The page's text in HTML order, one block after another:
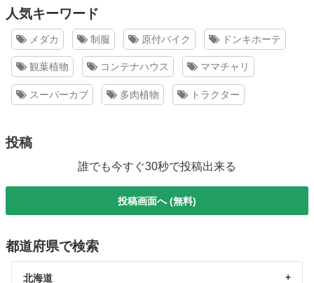
人気キーワード
メダカ 制服 原付バイク ドンキホーテ
観葉植物 コンテナハウス ママチャリ
スーパーカブ 多肉植物 トラクター
投稿
誰でも今すぐ30秒で投稿出来る
投稿画面へ (無料)
都道府県で検索
北海道